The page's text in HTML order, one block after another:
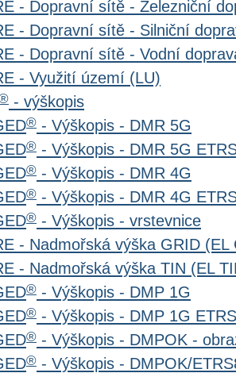
- Dopravní sítě - Železniční
- Dopravní sítě - Silniční
- Dopravní sítě - Vodní
- Využití území (LU)
- výškopis
® - Výškopis - DMR 5G
® - Výškopis - DMR 5G
® - Výškopis - DMR 4G
® - Výškopis - DMR 4G
® - Výškopis - vrstevnice
- Nadmořská výška GRID (EL
- Nadmořská výška TIN (EL
® - Výškopis - DMP 1G
® - Výškopis - DMP 1G
® - Výškopis - DMPOK -
® - Výškopis - DMPOK/